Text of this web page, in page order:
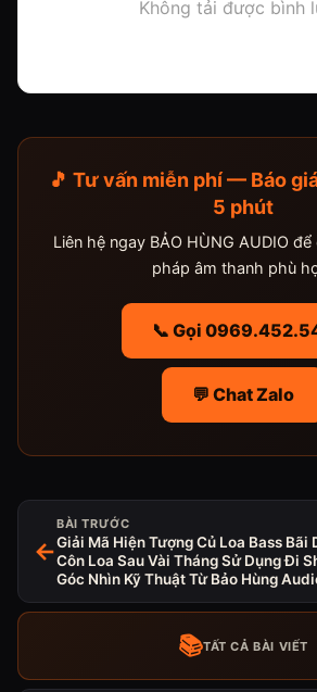
Không tải được bình
🎵 Tư vấn miễn phí — Báo
5 phút
Liên hệ ngay BẢO HÙNG AUDIO
pháp âm thanh phù
📞 Gọi
💬 Chat Zalo
←
BÀI TRƯỚC
Giải Mã Hiện Tượng Củ Loa Bass Bãi
Côn Loa Sau Vài Tháng Sử Dụng Đi
Góc Nhìn Kỹ Thuật Từ Bảo Hùng
📚TẤT CẢ BÀI VIẾT